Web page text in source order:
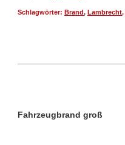
Schlagwörter: Brand, Lambrecht,
Fahrzeugbrand groß